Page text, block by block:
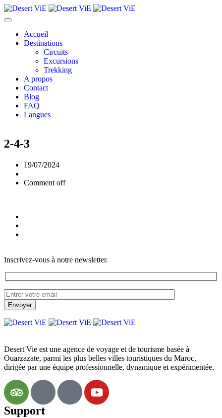
Accueil
Destinations
Circuits
Excursions
Trekking
A propos
Contact
Blog
FAQ
Langues
2-4-3
19/07/2024
Comment off
Inscrivez-vous à notre newsletter.
Desert Vie est une agence de voyage et de tourisme basée à
Ouarzazate, parmi les plus belles villes touristiques du Maroc,
dirigée par une équipe professionnelle, dynamique et expérimentée.
Support